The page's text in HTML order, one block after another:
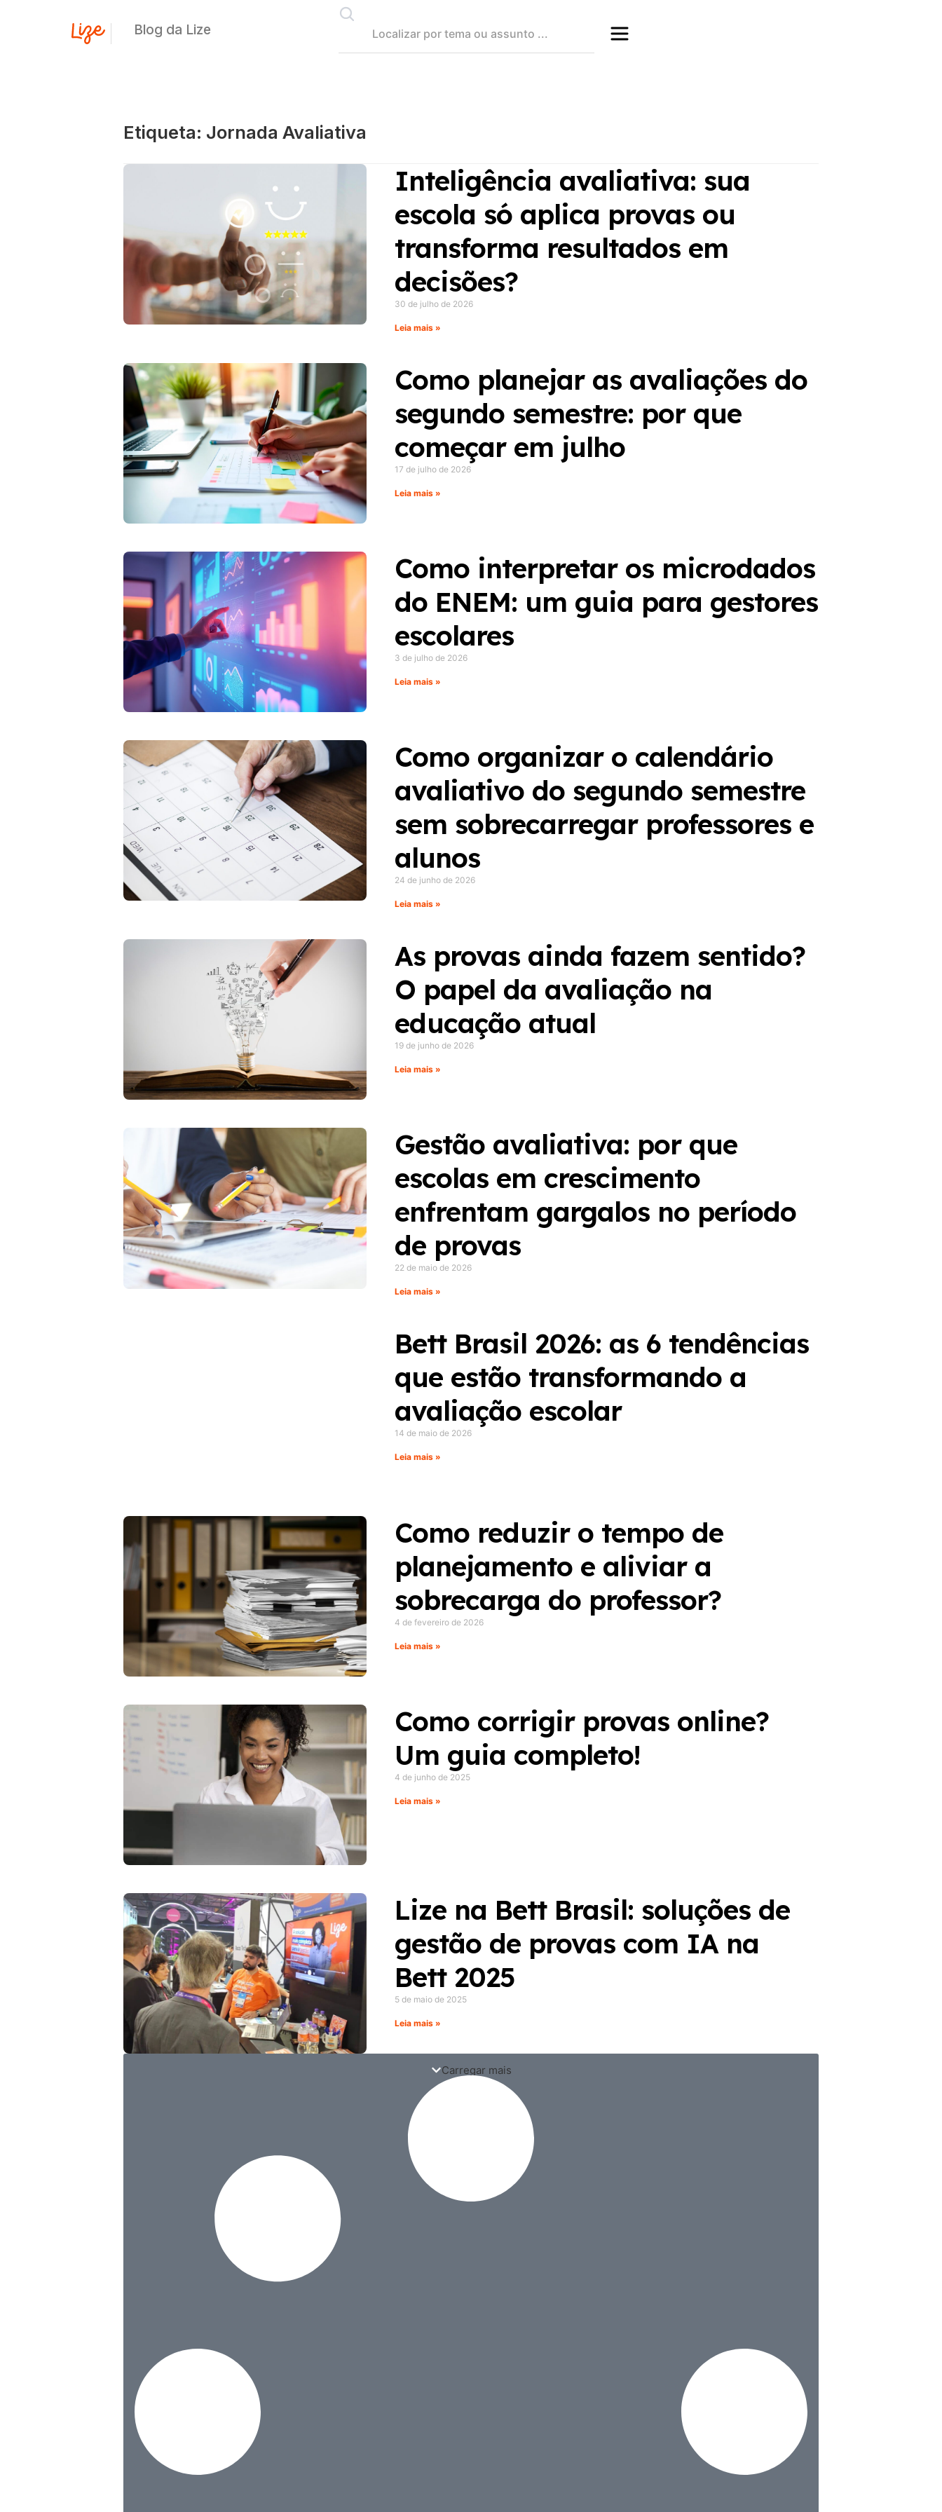
Blog da Lize
Etiqueta: Jornada Avaliativa
Inteligência avaliativa: sua
escola só aplica provas ou
transforma resultados em
decisões?
30 de julho de 2026
Leia mais »
Como planejar as avaliações do
segundo semestre: por que
começar em julho
17 de julho de 2026
Leia mais »
Como interpretar os microdados
do ENEM: um guia para gestores
escolares
3 de julho de 2026
Leia mais »
Como organizar o calendário
avaliativo do segundo semestre
sem sobrecarregar professores e
alunos
24 de junho de 2026
Leia mais »
As provas ainda fazem sentido?
O papel da avaliação na
educação atual
19 de junho de 2026
Leia mais »
Gestão avaliativa: por que
escolas em crescimento
enfrentam gargalos no período
de provas
22 de maio de 2026
Leia mais »
Bett Brasil 2026: as 6 tendências
que estão transformando a
avaliação escolar
14 de maio de 2026
Leia mais »
Como reduzir o tempo de
planejamento e aliviar a
sobrecarga do professor?
4 de fevereiro de 2026
Leia mais »
Como corrigir provas online?
Um guia completo!
4 de junho de 2025
Leia mais »
Lize na Bett Brasil: soluções de
gestão de provas com IA na
Bett 2025
5 de maio de 2025
Leia mais »
Carregar mais